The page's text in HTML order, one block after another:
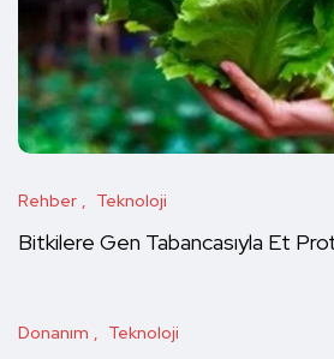
Rehber Teknoloji
Bitkilere Gen Tabancasıyla Et
Donanım Teknoloji